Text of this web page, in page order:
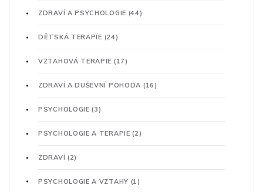
ZDRAVÍ A PSYCHOLOGIE (44)
DĚTSKÁ TERAPIE (24)
VZTAHOVÁ TERAPIE (17)
ZDRAVÍ A DUŠEVNÍ POHODA (16)
PSYCHOLOGIE(3)
PSYCHOLOGIE A TERAPIE(2)
ZDRAVÍ (2)
PSYCHOLOGIE A VZTAHY (1)